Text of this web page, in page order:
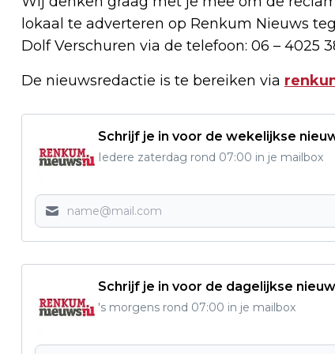
lokaal te adverteren op Renkum Nieuws
Dolf Verschuren via de telefoon: 06 – 4025
De nieuwsredactie is te bereiken via
Schrijf je in voor de wekelijkse
Iedere zaterdag rond 07:00 in je mailbox
Schrijf je in voor de dagelijkse
's morgens rond 07:00 in je mailbox